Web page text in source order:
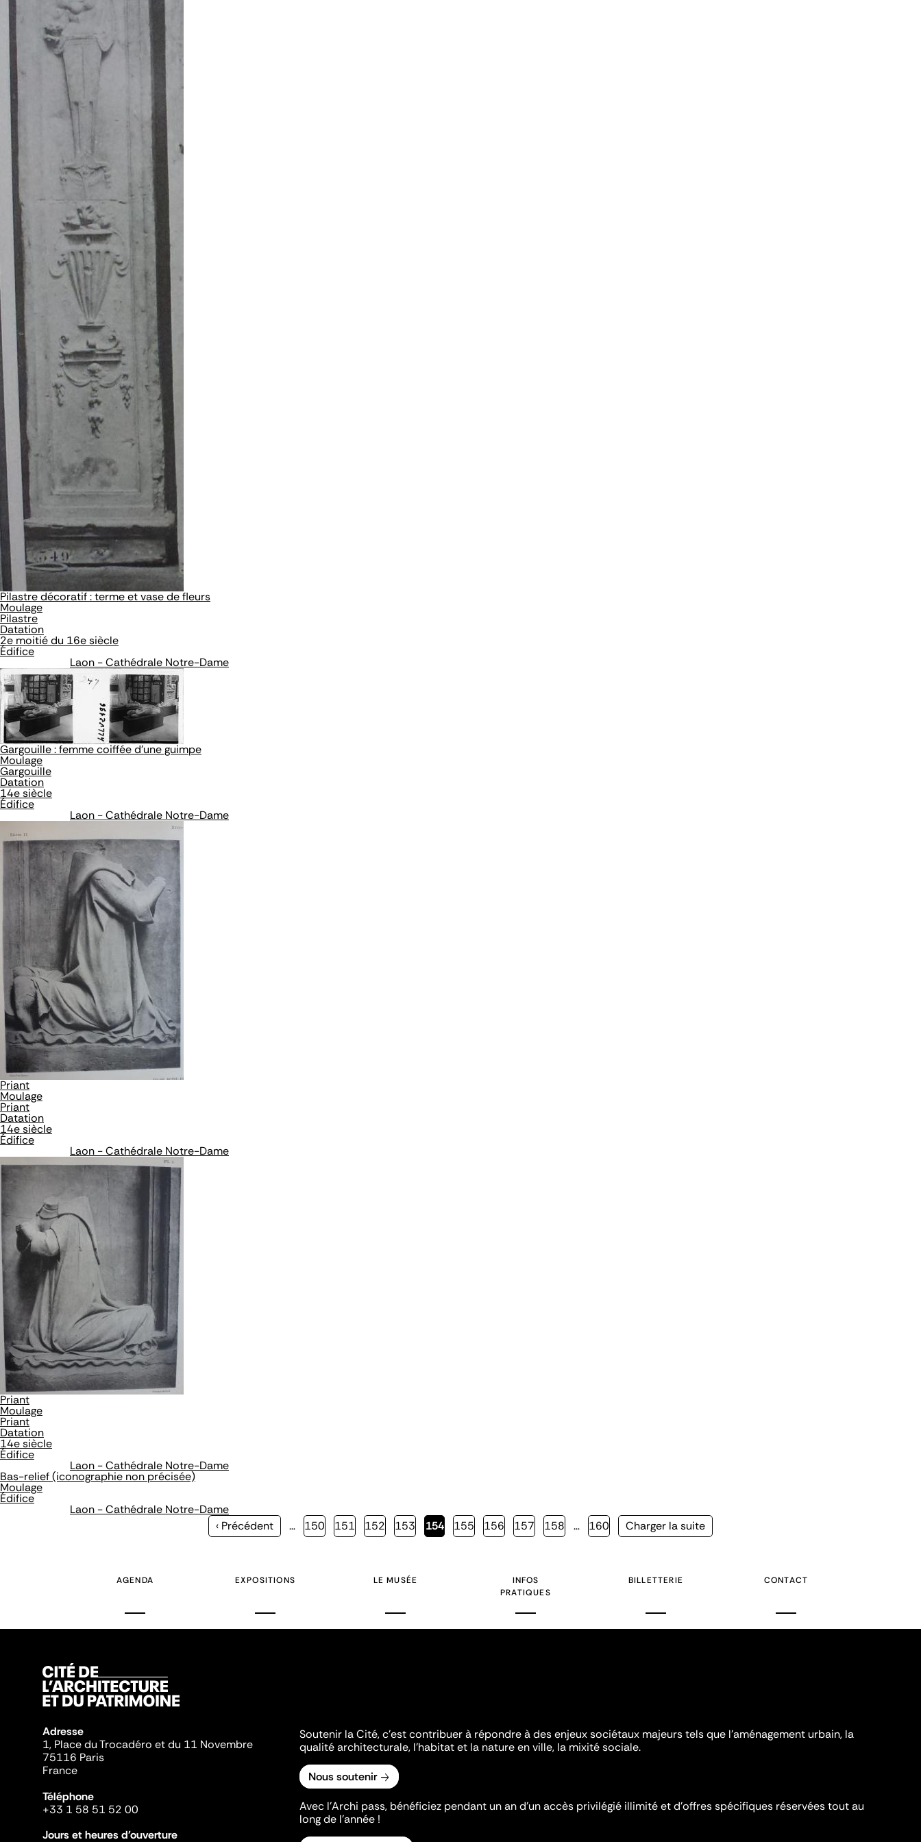
Pilastre décoratif : terme et vase de fleurs
Moulage
Pilastre
Datation
2e moitié du 16e siècle
Édifice
Laon - Cathédrale Notre-Dame
Gargouille : femme coiffée d'une guimpe
Moulage
Gargouille
Datation
14e siècle
Édifice
Laon - Cathédrale Notre-Dame
Priant
Moulage
Priant
Datation
14e siècle
Édifice
Laon - Cathédrale Notre-Dame
Priant
Moulage
Priant
Datation
14e siècle
Édifice
Laon - Cathédrale Notre-Dame
Bas-relief (iconographie non précisée)
Moulage
Édifice
Laon - Cathédrale Notre-Dame
Page
‹ Précédent … Page
150 Page
151 Page
152 Page
153
Page
154 Page
155 Page
156 Page
157 Page
158 … Page
160
Page
Charger la suite
AGENDA EXPOSITIONS LE MUSÉE
INFOS
PRATIQUES
BILLETTERIE CONTACT
Adresse
1, Place du Trocadéro et du 11 Novembre
75116 Paris
France
Téléphone
+33 1 58 51 52 00
Jours et heures d'ouverture
Soutenir la Cité, c'est contribuer à répondre à des enjeux sociétaux majeurs tels que l'aménagement urbain, la
qualité architecturale, l'habitat et la nature en ville, la mixité sociale.
Nous soutenir
Avec l’Archi pass, bénéficiez pendant un an d’un accès privilégié illimité et d’offres spécifiques réservées tout au
long de l’année !